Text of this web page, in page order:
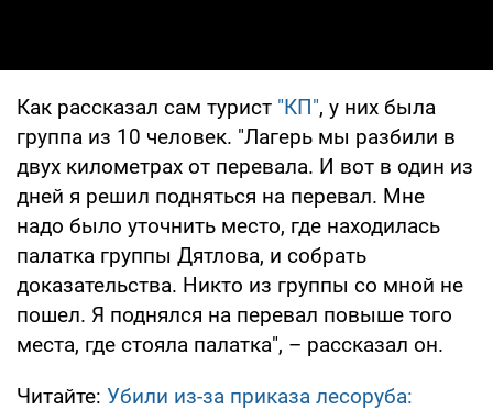
Как рассказал сам турист "КП", у них была
группа из 10 человек. "Лагерь мы разбили в
двух километрах от перевала. И вот в один из
дней я решил подняться на перевал. Мне
надо было уточнить место, где находилась
палатка группы Дятлова, и собрать
доказательства. Никто из группы со мной не
пошел. Я поднялся на перевал повыше того
места, где стояла палатка", – рассказал он.
Читайте: Убили из-за приказа лесоруба: